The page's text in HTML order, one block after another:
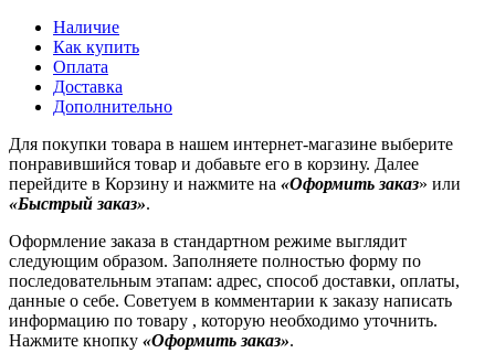
Наличие
Как купить
Оплата
Доставка
Дополнительно
Для покупки товара в нашем интернет-магазине выберите
понравившийся товар и добавьте его в корзину. Далее
перейдите в Корзину и нажмите на «Оформить заказ» или
«Быстрый заказ».
Оформление заказа в стандартном режиме выглядит
следующим образом. Заполняете полностью форму по
последовательным этапам: адрес, способ доставки, оплаты,
данные о себе. Советуем в комментарии к заказу написать
информацию по товару , которую необходимо уточнить.
Нажмите кнопку «Оформить заказ».